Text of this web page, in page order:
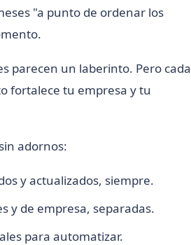
"a punto de ordenar los
parecen un laberinto. Pero cada
fortalece tu empresa y tu
adornos:
y actualizados, siempre.
y de empresa, separadas.
para automatizar.